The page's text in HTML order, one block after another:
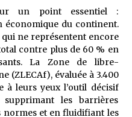
un point essentiel :
économique du continent.
ne représentent encore
contre plus de 60 % en
La Zone de libre-
(ZLECAf), évaluée à 3.400
à leurs yeux l’outil décisif
les barrières
normes et en fluidifiant les